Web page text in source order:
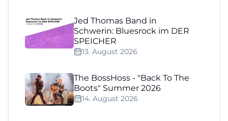
Jed Thomas Band in
Schwerin: Bluesrock im DER
SPEICHER
13. August 2026
The BossHoss - "Back To The
Boots" Summer 2026
14. August 2026